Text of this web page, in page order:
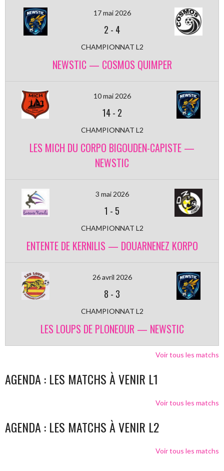
17 mai 2026
2 - 4
CHAMPIONNAT L2
NEWSTIC — COSMOS QUIMPER
10 mai 2026
14- 2
CHAMPIONNAT L2
LES MICH DU CORPO BIGOUDEN-CAPISTE —
NEWSTIC
3 mai 2026
1 - 5
CHAMPIONNAT L2
ENTENTE DE KERNILIS — DOUARNENEZ KORPO
26 avril 2026
8 - 3
CHAMPIONNAT L2
LES LOUPS DE PLONEOUR — NEWSTIC
Voir tous les matchs
AGENDA : LES MATCHS À VENIR L1
Voir tous les matchs
AGENDA : LES MATCHS À VENIR L2
Voir tous les matchs